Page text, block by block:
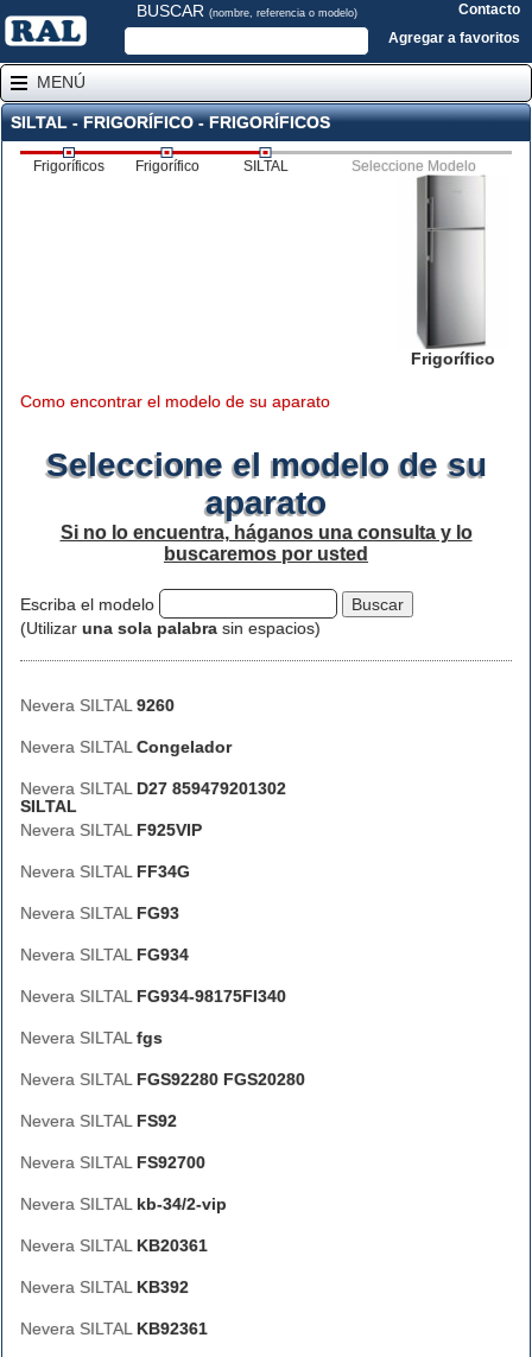
BUSCAR (nombre, referencia o modelo)
Contacto
Agregar a favoritos
MENÚ
SILTAL - FRIGORÍFICO - FRIGORÍFICOS
Frigoríficos Frigorífico SILTAL Seleccione Modelo
Frigorífico
Como encontrar el modelo de su aparato
Seleccione el modelo de su
aparato
Si no lo encuentra, háganos una consulta y lo
buscaremos por usted
Escriba el modelo
(Utilizar una sola palabra sin espacios)
Nevera SILTAL 9260
Nevera SILTAL Congelador
Nevera SILTAL D27 859479201302
SILTAL
Nevera SILTAL F925VIP
Nevera SILTAL FF34G
Nevera SILTAL FG93
Nevera SILTAL FG934
Nevera SILTAL FG934-98175FI340
Nevera SILTAL fgs
Nevera SILTAL FGS92280 FGS20280
Nevera SILTAL FS92
Nevera SILTAL FS92700
Nevera SILTAL kb-34/2-vip
Nevera SILTAL KB20361
Nevera SILTAL KB392
Nevera SILTAL KB92361